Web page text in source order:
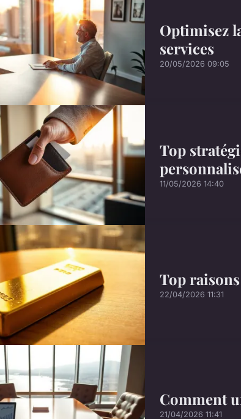
Optimisez
services
20/05/2026 09:05
Top
11/05/2026 14:40
Top
22/04/2026 11:31
Comment
21/04/2026 11:41